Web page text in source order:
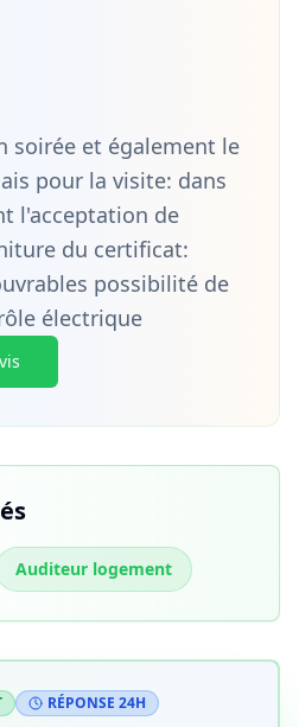
soirée et également le
pour la visite: dans
l'acceptation de
du certificat:
possibilité de
électrique
Auditeur logement
RÉPONSE 24H